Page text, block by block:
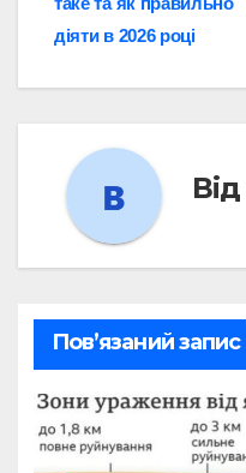
діяти в 2026 році
Від
Пов’язаний запис